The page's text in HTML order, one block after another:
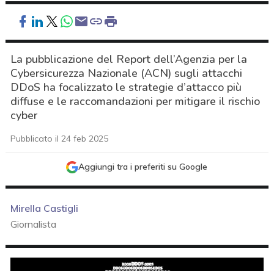
La pubblicazione del Report dell’Agenzia per la
Cybersicurezza Nazionale (ACN) sugli attacchi
DDoS ha focalizzato le strategie d’attacco più
diffuse e le raccomandazioni per mitigare il rischio
cyber
Pubblicato il 24 feb 2025
Aggiungi tra i preferiti su Google
Mirella Castigli
Giornalista